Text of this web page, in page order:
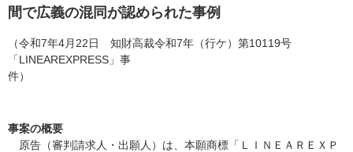
間で広義の混同が認められた事例
（令和7年4月22日 知財高裁令和7年（行ケ）第10119号
「LINEAREXPRESS」事
件）
事案の概要
原告（審判請求人・出願人）は、本願商標「ＬＩＮＥＡＲＥＸＰ